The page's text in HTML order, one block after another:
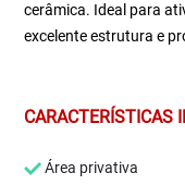
cerâmica. Ideal para
excelente estrutura e
CARACTERÍSTICAS
Área privativa